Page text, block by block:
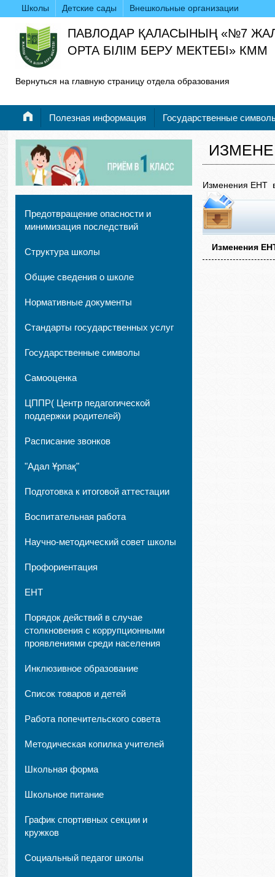
Школы Детские сады Внешкольные организации
ПАВЛОДАР ҚАЛАСЫНЫҢ «№7
ОРТА БІЛІМ БЕРУ МЕКТЕБІ» КММ
Вернуться на главную страницу отдела образования
Полезная информация Государственные
Предотвращение опасности и
минимизация последствий
Структура школы
Общие сведения о школе
Нормативные документы
Стандарты государственных услуг
Государственные символы
Самооценка
ЦППР( Центр педагогической
поддержки родителей)
Расписание звонков
"Адал Ұрпақ"
Подготовка к итоговой аттестации
Воспитательная работа
Научно-методический совет школы
Профориентация
ЕНТ
Порядок действий в случае
столкновения с коррупционными
проявлениями среди населения
Инклюзивное образование
Список товаров и детей
Работа попечительского совета
Методическая копилка учителей
Школьная форма
Школьное питание
График спортивных секции и
кружков
Социальный педагог школы
Изменения ЕНТ
Изменения